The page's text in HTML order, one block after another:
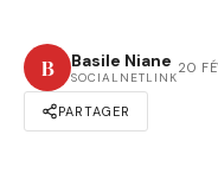
B Basile Niane
SOCIALNETLINK
20
PARTAGER